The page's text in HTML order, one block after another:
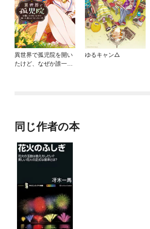
異世界で孤児院を開い
たけど、なぜか誰一人
ゆるキャン△
同じ作者の本